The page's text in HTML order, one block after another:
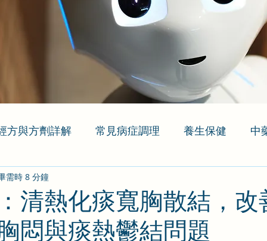
方與方劑詳解 常見病症調理 養生保健 中
清熱化痰寬胸散結，改
悶與痰熱鬱結問題
需時 8 分鐘